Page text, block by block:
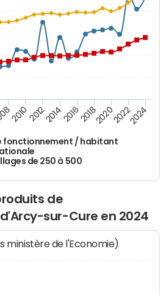
fonctionnement / habitant
de 250 à 500
20102012201420162018202020222024
de
sur-Cure en 2024
ministère de l'Economie)